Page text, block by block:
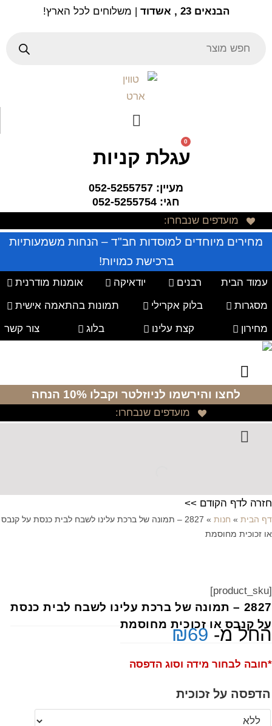
הבנאים 23 , אשדוד | משלוחים לכל הארץ!
search
0
עגלת קניות
מעיין: 052-5255757
חגי: 052-5255754
מועדפים שנבחרו:
מחירים מיוחדים למוסדות חב"ד – הנחות משמעותיות
ברכישת כמויות!
עמוד הבית רבנים יודאיקה
אומנות מודרנית
מסגרות
בלוק אקרילי
תמונות בהתאמה אישית
מחירון
קצת עלינו בלוג צור קשר
לחצו והירשמו לניוזלטר וקבלו 10% הנחה
מועדפים שנבחרו:
חזרה לדף הקודם >>
דף הבית » חנות »
2827 – תמונה של ברכת עלינו לשבח לבית כנסת על קנבס
או זכוכית מחוסמת
[product_sku]
2827 – תמונה של ברכת עלינו לשבח לבית כנסת
על קנבס או זכוכית מחוסמת
החל מ- ₪69
*חובה לבחור מידה וסוג הדפסה
הדפסה על זכוכית